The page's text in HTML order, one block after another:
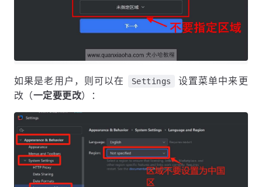
如果是老用户，则可以在 Settings
设置菜单中来更
改（一定要更改）：